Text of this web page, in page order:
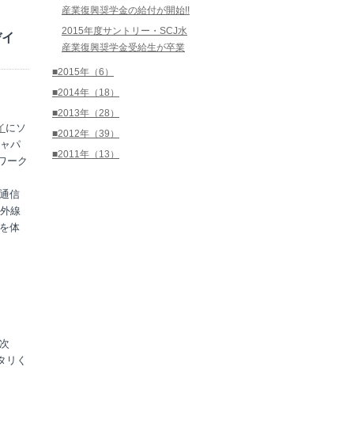
にソ
パ
ーク
信
線
体
リく
産業復興奨学金の給付が開始!!
2015年度サントリー・SCJ水
産業復興奨学金受給生が卒業
■2015年（6）
■2014年（18）
■2013年（28）
■2012年（39）
■2011年（13）